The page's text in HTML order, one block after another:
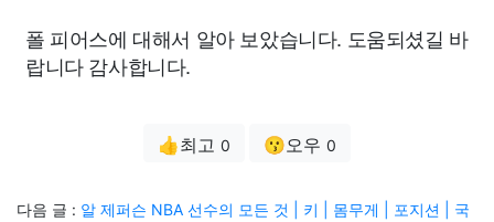
폴 피어스에 대해서 알아 보았습니다. 도움되셨길 바
랍니다 감사합니다.
👍최고 0 😗오우 0
다음 글 : 알 제퍼슨 NBA 선수의 모든 것 | 키 | 몸무게 | 포지션 | 국